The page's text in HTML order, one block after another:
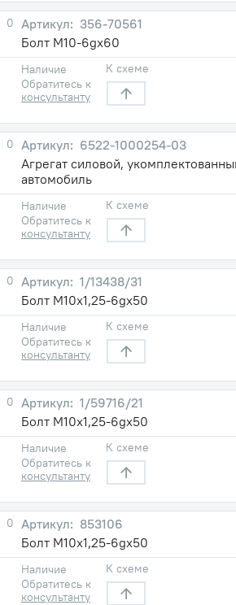
0
356-70561
Болт М10-6gх60
Наличие
Обратитесь к
консультанту
К схеме
0
6522-1000254-03
Агрегат силовой,
автомобиль
Наличие
Обратитесь к
консультанту
К схеме
0
1/13438/31
Болт М10х1,25-6gх50
Наличие
Обратитесь к
консультанту
К схеме
0
1/59716/21
Болт М10х1,25-6gх50
Наличие
Обратитесь к
консультанту
К схеме
0
853106
Болт М10х1,25-6gх50
Наличие
Обратитесь к
консультанту
К схеме